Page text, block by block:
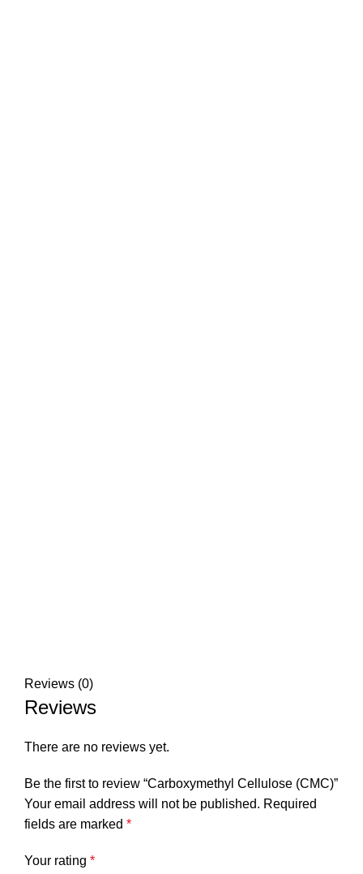
Reviews (0)
Reviews
There are no reviews yet.
Be the first to review “Carboxymethyl Cellulose (CMC)”
Your email address will not be published. Required
fields are marked *
Your rating *